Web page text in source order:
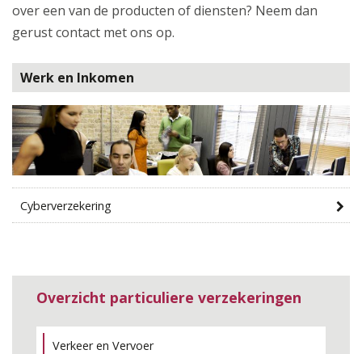
over een van de producten of diensten? Neem dan
gerust contact met ons op.
Werk en Inkomen
Cyberverzekering
Overzicht particuliere verzekeringen
Verkeer en Vervoer